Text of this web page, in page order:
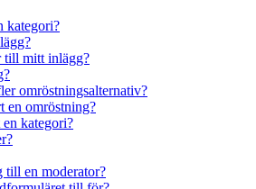
kategori?
till mitt inlägg?
omröstningsalternativ?
en omröstning?
kategori?
till en moderator?